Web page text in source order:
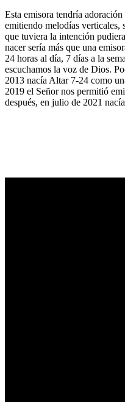
Esta emisora tendría
emitiendo melodías verticales,
que tuviera la intención
nacer sería más que una
24 horas al día, 7 días a la
escuchamos la voz de Dios.
2013 nacía Altar 7-24 como
2019 el Señor nos permitió
después, en julio de 2021